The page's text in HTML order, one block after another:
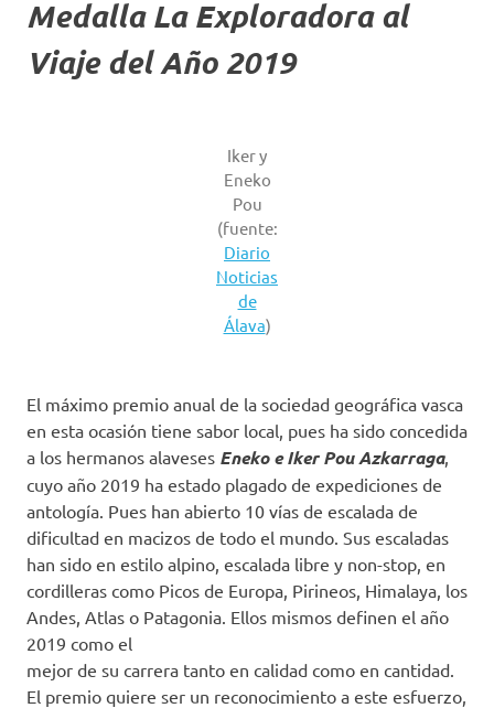
Medalla La Exploradora al
Viaje del Año 2019
Iker y
Eneko
Pou
(fuente:
Diario
Noticias
de
Álava)
El máximo premio anual de la sociedad geográfica vasca
en esta ocasión tiene sabor local, pues ha sido concedida
a los hermanos alaveses Eneko e Iker Pou Azkarraga,
cuyo año 2019 ha estado plagado de expediciones de
antología. Pues han abierto 10 vías de escalada de
dificultad en macizos de todo el mundo. Sus escaladas
han sido en estilo alpino, escalada libre y non-stop, en
cordilleras como Picos de Europa, Pirineos, Himalaya, los
Andes, Atlas o Patagonia. Ellos mismos definen el año
2019 como el
mejor de su carrera tanto en calidad como en cantidad.
El premio quiere ser un reconocimiento a este esfuerzo,